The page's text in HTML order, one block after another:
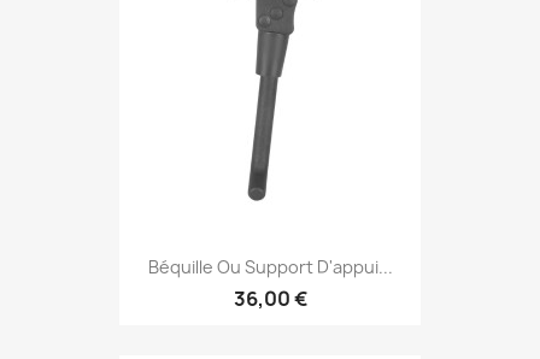
Béquille Ou Support D'appui...
36,00 €